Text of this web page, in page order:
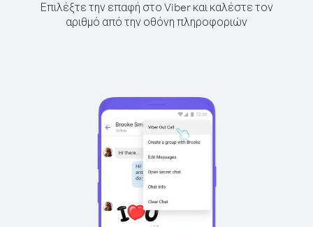
Επιλέξτε την επαφή στο Viber και καλέστε τον
αριθμό από την οθόνη πληροφοριών